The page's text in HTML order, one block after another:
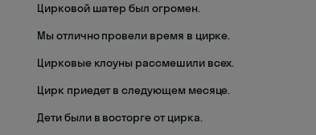
Цирковой шатер был огромен.
Мы отлично провели время в цирке.
Цирковые клоуны рассмешили всех.
Цирк приедет в следующем месяце.
Дети были в восторге от цирка.